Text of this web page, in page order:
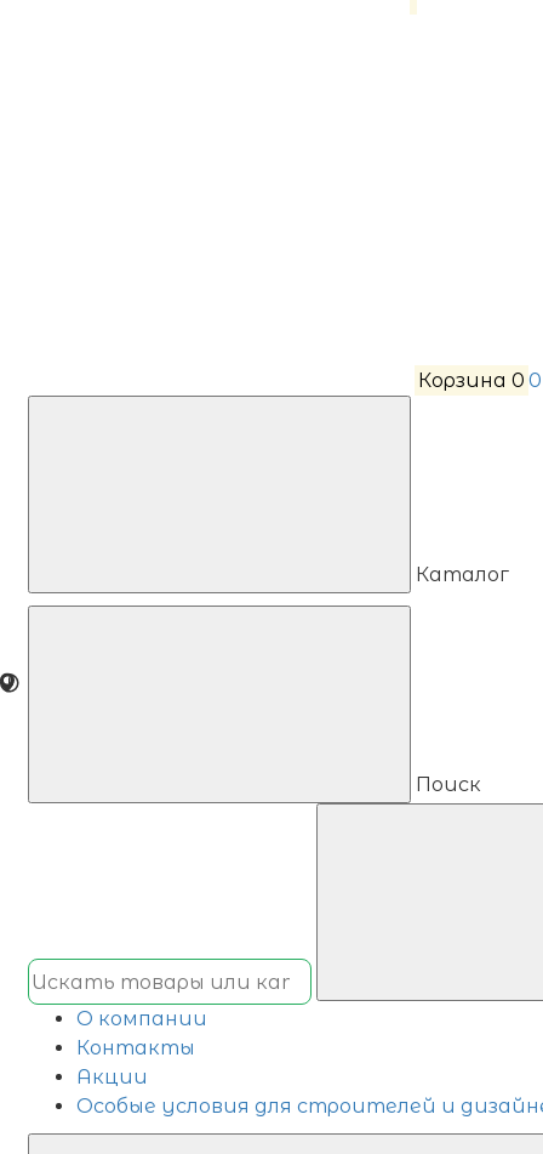
Корзина 0
Каталог
Поиск
О компании
Контакты
Акции
Особые условия для строителей и